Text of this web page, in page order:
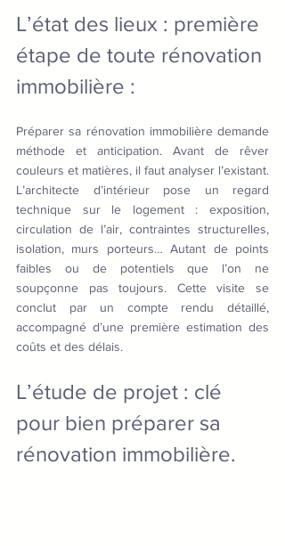
L’état des lieux : première
étape de toute rénovation
immobilière :
Préparer sa rénovation immobilière demande
méthode et anticipation. Avant de rêver
couleurs et matières, il faut analyser l’existant.
L’architecte d’intérieur pose un regard
technique sur le logement : exposition,
circulation de l’air, contraintes structurelles,
isolation, murs porteurs… Autant de points
faibles ou de potentiels que l’on ne
soupçonne pas toujours. Cette visite se
conclut par un compte rendu détaillé,
accompagné d’une première estimation des
coûts et des délais.
L’étude de projet : clé
pour bien préparer sa
rénovation immobilière.